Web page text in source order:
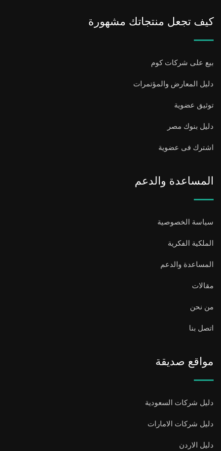
كيف تجعل منتجاتك مشهورة
بيع على شركات كوم
دليل المعارض والمؤتمرات
توثيق عضوية
دليل بنوك مصر
اشترك فى عضوية
المساعدة والدعم
سياسة الخصوصية
الملكية الفكرية
المساعدة والدعم
مقالات
من نحن
اتصل بنا
مواقع صديقة
دليل شركات السعودية
دليل شركات الامارات
دليل الاردن